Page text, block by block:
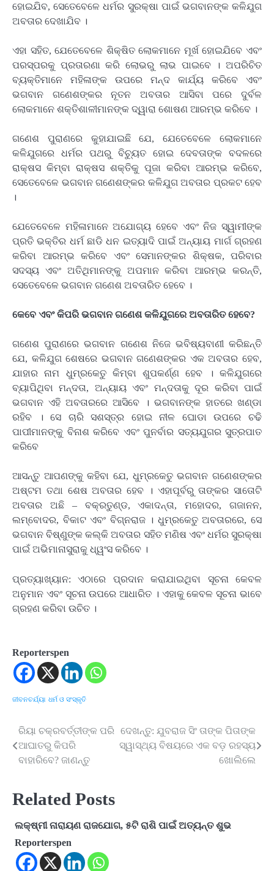
ହୋଇଯିବ, ସେତେବେଳେ ଧର୍ମର ସୁରକ୍ଷା ପାଇଁ ଭଗବାନଙ୍କ କଳିଯୁଗ
ଅବତାର ଦେଖାଯିବ ।
ଏହା ସହିତ, ଯେତେବେଳେ ଶିକ୍ଷିତ ଲୋକମାନେ ମୂର୍ଖ ହୋଇଯିବେ ଏବଂ
ପରସ୍ପରକୁ ପ୍ରତାରଣା କରି ଲୋଭରୁ ଲାଭ ପାଇବେ । ଅପରିଚିତ
ବ୍ୟକ୍ତିମାନେ ମହିଳାଙ୍କ ଉପରେ ମନ୍ଦ କାର୍ଯ୍ୟ କରିବେ ଏବଂ
ଭଗବାନ ଗଣେଶଙ୍କର ନୂତନ ଅବତାର ଆସିବା ପରେ ଦୁର୍ବଳ
ଲୋକମାନେ ଶକ୍ତିଶାଳୀମାନଙ୍କ ଦ୍ୱାରା ଶୋଷଣ ଆରମ୍ଭ କରିବେ ।
ଗଣେଶ ପୁରାଣରେ କୁହାଯାଇଛି ଯେ, ଯେତେବେଳେ ଲୋକମାନେ
କଳିଯୁଗରେ ଧର୍ମର ପଥରୁ ବିଚ୍ୟୁତ ହୋଇ ଦେବତାଙ୍କ ବଦଳରେ
ରାକ୍ଷସ କିମ୍ବା ରାକ୍ଷସ ଶକ୍ତିକୁ ପୂଜା କରିବା ଆରମ୍ଭ କରିବେ,
ସେତେବେଳେ ଭଗବାନ ଗଣେଶଙ୍କର କଳିଯୁଗ ଅବତାର ପ୍ରକଟ ହେବ
।
ଯେତେବେଳେ ମହିଳାମାନେ ଅଯୋଗ୍ୟ ହେବେ ଏବଂ ନିଜ ସ୍ୱାମୀଙ୍କ
ପ୍ରତି ଭକ୍ତିର ଧର୍ମ ଛାଡି ଧନ ଇତ୍ୟାଦି ପାଇଁ ଅନ୍ୟାୟ ମାର୍ଗ ଗ୍ରହଣ
କରିବା ଆରମ୍ଭ କରିବେ ଏବଂ ସେମାନଙ୍କର ଶିକ୍ଷକ, ପରିବାର
ସଦସ୍ୟ ଏବଂ ଅତିଥିମାନଙ୍କୁ ଅପମାନ କରିବା ଆରମ୍ଭ କରନ୍ତି,
ସେତେବେଳେ ଭଗବାନ ଗଣେଶ ଅବତାରିତ ହେବେ ।
କେବେ ଏବଂ କିପରି ଭଗବାନ ଗଣେଶ କଳିଯୁଗରେ ଅବତାରିତ ହେବେ?
ଗଣେଶ ପୁରାଣରେ ଭଗବାନ ଗଣେଶ ନିଜେ ଭବିଷ୍ୟବାଣୀ କରିଛନ୍ତି
ଯେ, କଳିଯୁଗ ଶେଷରେ ଭଗବାନ ଗଣେଶଙ୍କର ଏକ ଅବତାର ହେବ,
ଯାହାର ନାମ ଧୁମ୍ରକେତୁ କିମ୍ବା ଶୁପକର୍ଣ୍ଣ ହେବ । କଳିଯୁଗରେ
ବ୍ୟାପିଥିବା ମନ୍ଦତା, ଅନ୍ୟାୟ ଏବଂ ମନ୍ଦତାକୁ ଦୂର କରିବା ପାଇଁ
ଭଗବାନ ଏହି ଅବତାରରେ ଆସିବେ । ଭଗବାନଙ୍କ ହାତରେ ଖଣ୍ଡା
ରହିବ । ସେ ଚାରି ସଶସ୍ତ୍ର ହୋଇ ନୀଳ ଘୋଡା ଉପରେ ଚଢି
ପାପୀମାନଙ୍କୁ ବିନାଶ କରିବେ ଏବଂ ପୁନର୍ବାର ସତ୍ୟଯୁଗର ସୁତ୍ରପାତ
କରିବେ
ଆସନ୍ତୁ ଆପଣଙ୍କୁ କହିବା ଯେ, ଧୁମ୍ରକେତୁ ଭଗବାନ ଗଣେଶଙ୍କର
ଅଷ୍ଟମ ତଥା ଶେଷ ଅବତାର ହେବ । ଏହାପୂର୍ବରୁ ତାଙ୍କର ସାତୋଟି
ଅବତାର ଅଛି – ବକ୍ରତୁଣ୍ଡ, ଏକାଦନ୍ତା, ମହୋଦର, ଗଜାନନ,
ଲମ୍ବୋଦର, ବିକାଟ ଏବଂ ବିଗ୍ନରାଜ । ଧୁମ୍ରକେତୁ ଅବତାରରେ, ସେ
ଭଗବାନ ବିଷ୍ଣୁଙ୍କ କଲ୍କି ଅବତାର ସହିତ ମଣିଷ ଏବଂ ଧର୍ମର ସୁରକ୍ଷା
ପାଇଁ ଅଭିମାନାସୁରାକୁ ଧ୍ୱଂସ କରିବେ ।
ପ୍ରତ୍ୟାଖ୍ୟାନ: ଏଠାରେ ପ୍ରଦାନ କରାଯାଇଥିବା ସୂଚନା କେବଳ
ଅନୁମାନ ଏବଂ ସୂଚନା ଉପରେ ଆଧାରିତ । ଏହାକୁ କେବଳ ସୂଚନା ଭାବେ
ଗ୍ରହଣ କରିବା ଉଚିତ ।
Reporterspen
ଜୀବନଚର୍ଯ୍ୟା ଧର୍ମ ଓ ସଂସ୍କୃତି
Post
navigation
ରିୟା ଚକ୍ରବର୍ତ୍ତୀଙ୍କ ପରି
ଆଘାତରୁ କିପରି
ବାହାରିବେ? ଜାଣନ୍ତୁ
ଦେଖନ୍ତୁ: ଯୁବରାଜ ସିଂ ତାଙ୍କ ପିତାଙ୍କ
ସ୍ୱାସ୍ଥ୍ୟ ବିଷୟରେ ଏକ ବଡ଼ ରହସ୍ୟ
ଖୋଲିଲେ
Related Posts
ଲକ୍ଷ୍ମୀ ନାରାୟଣ ରାଜଯୋଗ, ୫ଟି ରାଶି ପାଇଁ ଅତ୍ୟନ୍ତ ଶୁଭ
Reporterspen